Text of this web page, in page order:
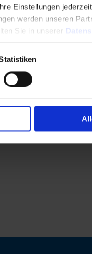
Einstellungen
werden unseren
Sie in unserer